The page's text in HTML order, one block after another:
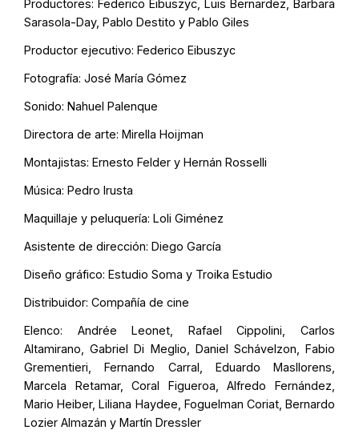
Productores: Federico Eibuszyc, Luis Bernardez, Barbara
Sarasola-Day, Pablo Destito y Pablo Giles
Productor ejecutivo: Federico Eibuszyc
Fotografía: José María Gómez
Sonido: Nahuel Palenque
Directora de arte: Mirella Hoijman
Montajistas: Ernesto Felder y Hernán Rosselli
Música: Pedro Irusta
Maquillaje y peluquería: Loli Giménez
Asistente de dirección: Diego García
Diseño gráfico: Estudio Soma y Troika Estudio
Distribuidor: Compañía de cine
Elenco: Andrée Leonet, Rafael Cippolini, Carlos
Altamirano, Gabriel Di Meglio, Daniel Schávelzon, Fabio
Grementieri, Fernando Carral, Eduardo Masllorens,
Marcela Retamar, Coral Figueroa, Alfredo Fernández,
Mario Heiber, Liliana Haydee, Foguelman Coriat, Bernardo
Lozier Almazán y Martín Dressler